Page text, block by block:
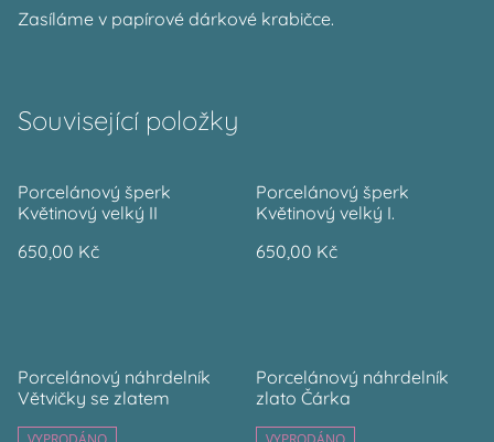
Zasíláme v papírové dárkové krabičce.
Související položky
Porcelánový šperk
Květinový velký II
650,00 Kč
Porcelánový šperk
Květinový velký I.
650,00 Kč
Porcelánový náhrdelník
Větvičky se zlatem
Porcelánový náhrdelník
zlato Čárka